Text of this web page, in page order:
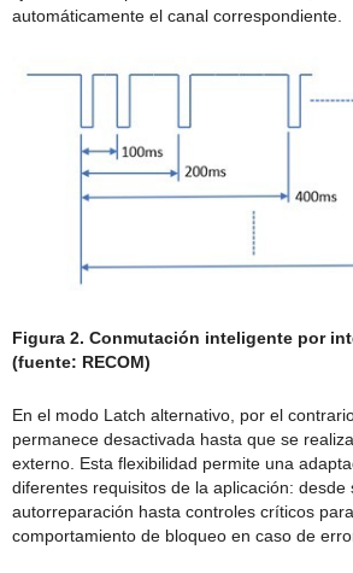
automáticamente el canal correspondiente.
Figura 2. Conmutación inteligente por
(fuente: RECOM)
En el modo Latch alternativo, por el
permanece desactivada hasta que se
externo. Esta flexibilidad permite una
diferentes requisitos de la aplicación: desde
autorreparación hasta controles críticos
comportamiento de bloqueo en caso de